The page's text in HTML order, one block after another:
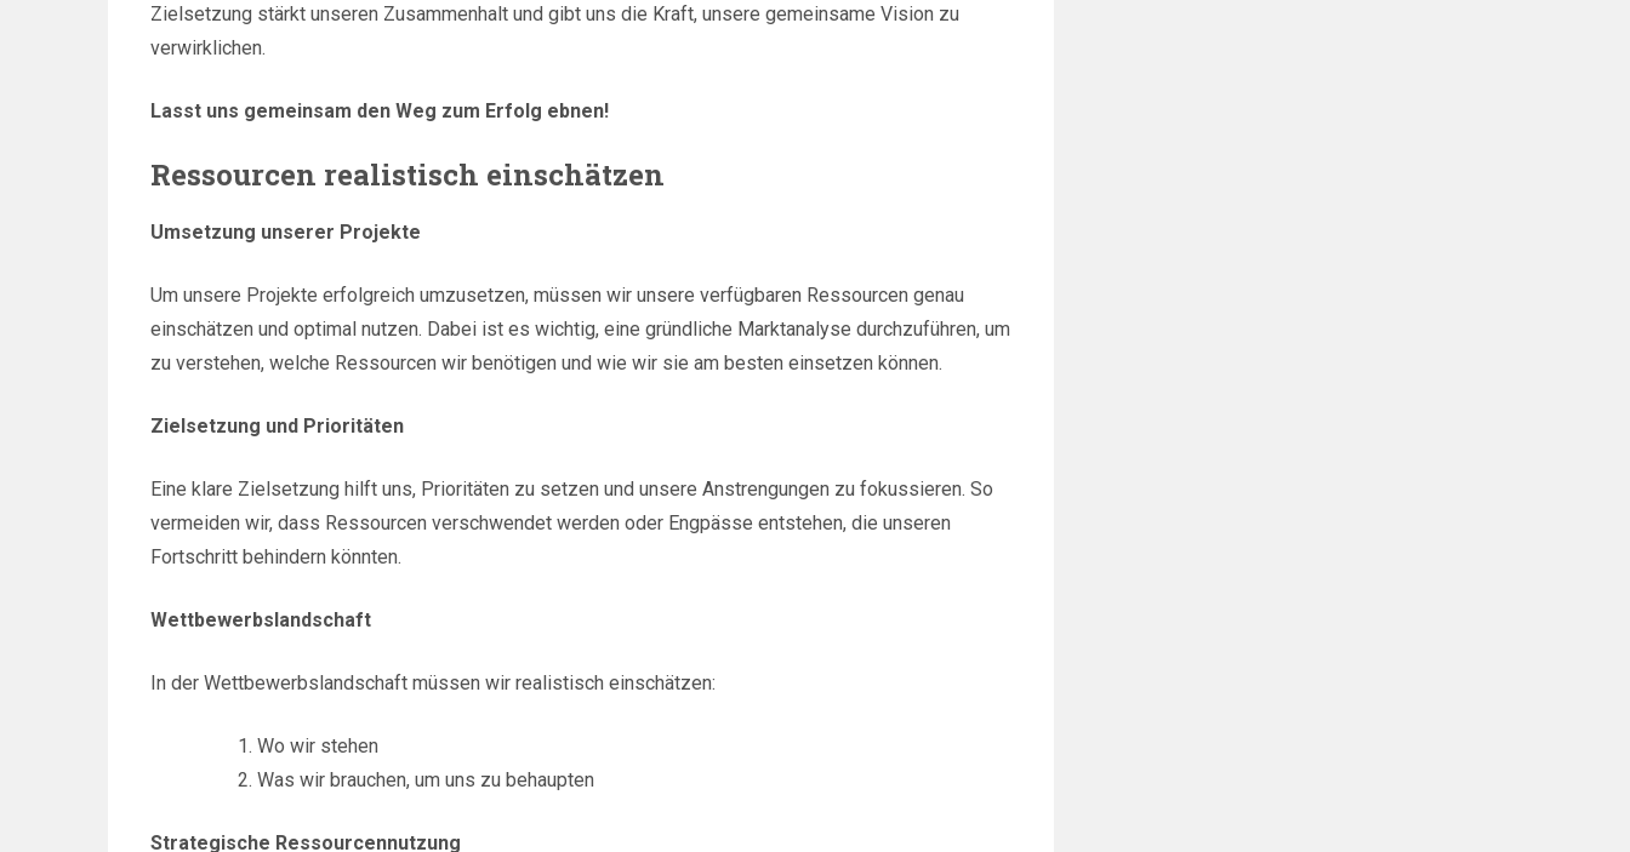
Zielsetzung stärkt unseren Zusammenhalt und gibt uns die Kraft, unsere gemeinsame Vision zu
verwirklichen.
Lasst uns gemeinsam den Weg zum Erfolg ebnen!
Ressourcen realistisch einschätzen
Umsetzung unserer Projekte
Um unsere Projekte erfolgreich umzusetzen, müssen wir unsere verfügbaren Ressourcen genau
einschätzen und optimal nutzen. Dabei ist es wichtig, eine gründliche Marktanalyse durchzuführen, um
zu verstehen, welche Ressourcen wir benötigen und wie wir sie am besten einsetzen können.
Zielsetzung und Prioritäten
Eine klare Zielsetzung hilft uns, Prioritäten zu setzen und unsere Anstrengungen zu fokussieren. So
vermeiden wir, dass Ressourcen verschwendet werden oder Engpässe entstehen, die unseren
Fortschritt behindern könnten.
Wettbewerbslandschaft
In der Wettbewerbslandschaft müssen wir realistisch einschätzen:
Wo wir stehen
Was wir brauchen, um uns zu behaupten
Strategische Ressourcennutzung